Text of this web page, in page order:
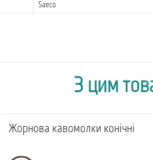
Saeco
З цим
Жорнова кавомолки конічні